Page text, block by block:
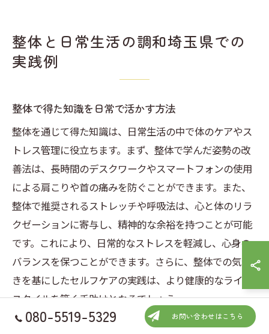
整体と日常生活の調和埼玉県での
実践例
整体で得た知識を日常で活かす方法
整体を通じて得た知識は、日常生活の中で体のケアやス
トレス管理に役立ちます。まず、整体で学んだ姿勢の改
善法は、長時間のデスクワークやスマートフォンの使用
による肩こりや首の痛みを防ぐことができます。また、
整体で推奨されるストレッチや呼吸法は、心と体のリラ
クゼーションに寄与し、精神的な余裕を持つことが可能
です。これにより、日常的なストレスを軽減し、心身の
バランスを保つことができます。さらに、整体での気づ
きを基にしたセルフケアの実践は、より健康的なライフ
スタイルを築く手助けとなるでしょう。
080-5519-5329 お問い合わせはこちら